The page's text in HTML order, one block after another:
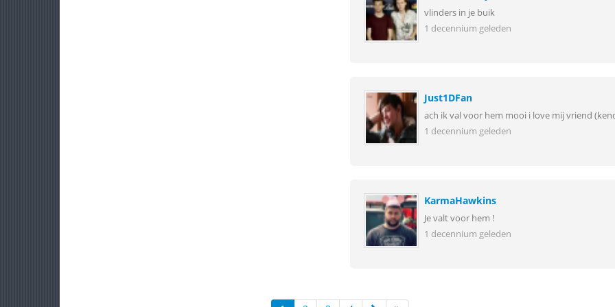
vlinders in je buik
1 decennium geleden
Just1DFan
ach ik val voor hem mooi i love mij vriend
1 decennium geleden
KarmaHawkins
Je valt voor hem !
1 decennium geleden